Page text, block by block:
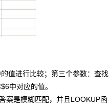
值进行比较；第三个参数：查找
中对应的值。
案是模糊匹配，并且LOOKUP函